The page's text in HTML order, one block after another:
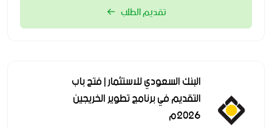
تقديم الطلب
البنك السعودي للاستثمار | فتح باب
التقديم في برنامج تطوير الخريجين
2026م